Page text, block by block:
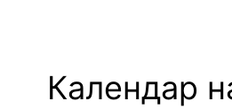
Календар